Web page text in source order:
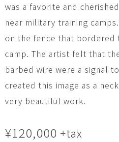
was a favorite and
near military training
on the fence that bordered
camp. The artist felt that
barbed wire were a signal
created this image as a
very beautiful work.
¥120,000 +tax